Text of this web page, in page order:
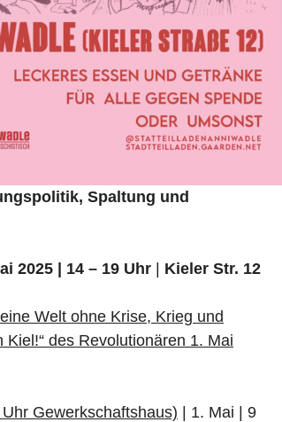
Spaltung und
2025 | 14 – 19 Uhr | Kieler Str. 12
Welt ohne Krise, Krieg und
des Revolutionären 1. Mai
Gewerkschaftshaus) | 1. Mai | 9